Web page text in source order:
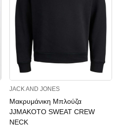
JACK AND JONES
Μακρυμάνικη Μπλούζα
JJMAKOTO SWEAT CREW
NECK